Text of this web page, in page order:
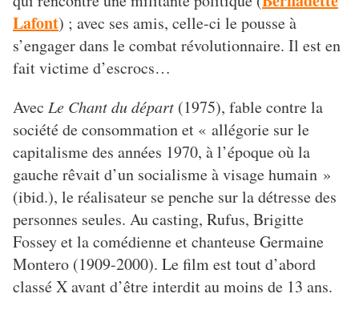
Lafont) ; avec ses amis, celle-ci le pousse à
s’engager dans le combat révolutionnaire. Il est en
fait victime d’escrocs…
Avec Le Chant du départ (1975), fable contre la
société de consommation et « allégorie sur le
capitalisme des années 1970, à l’époque où la
gauche rêvait d’un socialisme à visage humain »
(ibid.), le réalisateur se penche sur la détresse des
personnes seules. Au casting, Rufus, Brigitte
Fossey et la comédienne et chanteuse Germaine
Montero (1909-2000). Le film est tout d’abord
classé X avant d’être interdit au moins de 13 ans.